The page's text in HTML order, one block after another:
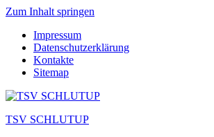
Zum Inhalt springen
Impressum
Datenschutzerklärung
Kontakte
Sitemap
TSV SCHLUTUP